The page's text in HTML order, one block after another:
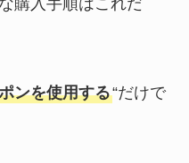
購入手順はこれだ
ンを使用する“だけで